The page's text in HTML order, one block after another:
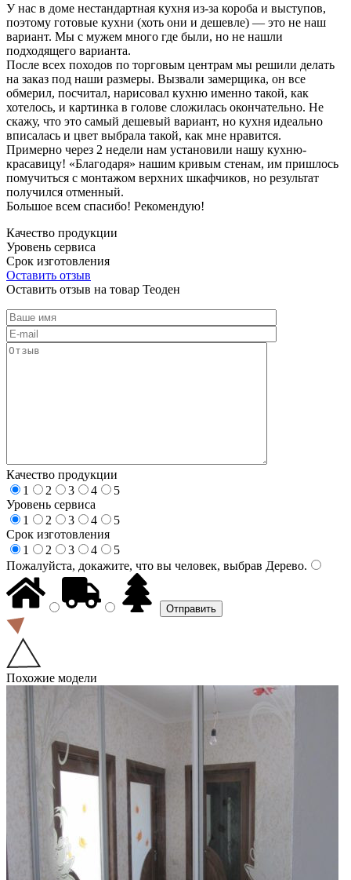
У нас в доме нестандартная кухня из-за короба и выступов,
поэтому готовые кухни (хоть они и дешевле) — это не наш
вариант. Мы с мужем много где были, но не нашли
подходящего варианта.
После всех походов по торговым центрам мы решили делать
на заказ под наши размеры. Вызвали замерщика, он все
обмерил, посчитал, нарисовал кухню именно такой, как
хотелось, и картинка в голове сложилась окончательно. Не
скажу, что это самый дешевый вариант, но кухня идеально
вписалась и цвет выбрала такой, как мне нравится.
Примерно через 2 недели нам установили нашу кухню-
красавицу! «Благодаря» нашим кривым стенам, им пришлось
помучиться с монтажом верхних шкафчиков, но результат
получился отменный.
Большое всем спасибо! Рекомендую!
Качество продукции
Уровень сервиса
Срок изготовления
Оставить отзыв
Оставить отзыв на товар Теоден
Качество продукции
1
2 3 4
5
Уровень сервиса
1
2 3 4
5
Срок изготовления
1
2 3 4
5
Пожалуйста, докажите, что вы человек, выбрав Дерево.
Похожие модели